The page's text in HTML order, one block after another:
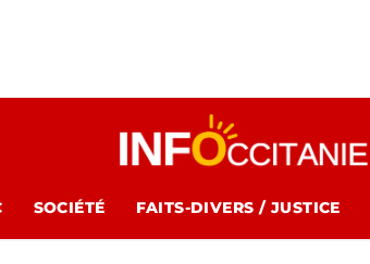
SOCIÉTÉ FAITS-DIVERS / JUSTICE